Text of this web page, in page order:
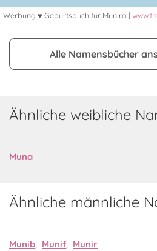
Werbung ♥ Geburtsbuch für Munira |
Alle Namensbücher
Ähnliche weibliche
Muna
Ähnliche männliche
Munib, Munif, Munir